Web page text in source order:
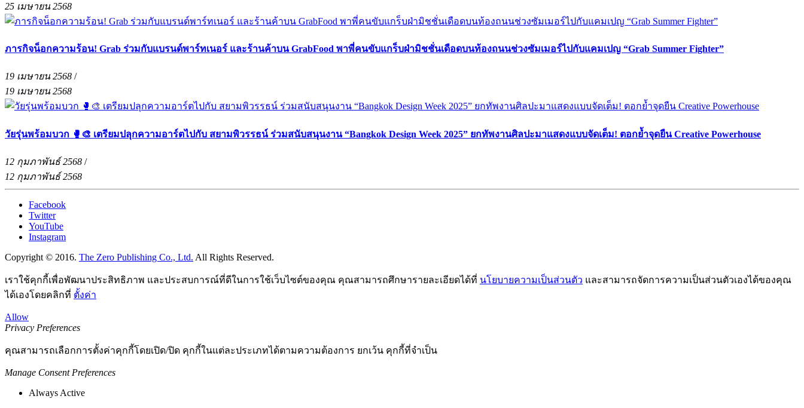
25 เมษายน 2568
ภารกิจน็อกความร้อน! Grab ร่วมกับแบรนด์พาร์ทเนอร์ และร้านค้าบน GrabFood พาพี่คนขับแกร็บฝ่ามิชชั่นเดือดบนท้องถนนช่วงซัมเมอร์ไปกับแคมเปญ “Grab Summer Fighter”
19 เมษายน 2568 /
19 เมษายน 2568
วัยรุ่นพร้อมบวก 🥊🎨 เตรียมปลุกความอาร์ตไปกับ สยามพิวรรธน์ ร่วมสนับสนุนงาน “Bangkok Design Week 2025” ยกทัพงานศิลปะมาแสดงแบบจัดเต็ม! ตอกย้ำจุดยืน Creative Powerhouse
12 กุมภาพันธ์ 2568 /
12 กุมภาพันธ์ 2568
Facebook
Twitter
YouTube
Instagram
Copyright © 2016. The Zero Publishing Co., Ltd. All Rights Reserved.
เราใช้คุกกี้เพื่อพัฒนาประสิทธิภาพ และประสบการณ์ที่ดีในการใช้เว็บไซต์ของคุณ คุณสามารถศึกษารายละเอียดได้ที่ นโยบายความเป็นส่วนตัว และสามารถจัดการความเป็นส่วนตัวเองได้ของคุณ
ได้เองโดยคลิกที่ ตั้งค่า
Allow
Privacy Preferences
คุณสามารถเลือกการตั้งค่าคุกกี้โดยเปิด/ปิด คุกกี้ในแต่ละประเภทได้ตามความต้องการ ยกเว้น คุกกี้ที่จำเป็น
Manage Consent Preferences
Always Active